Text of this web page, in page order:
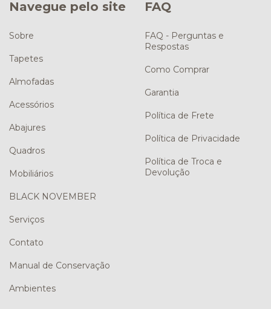
Navegue pelo site
Sobre
Tapetes
Almofadas
Acessórios
Abajures
Quadros
Mobiliários
BLACK NOVEMBER
Serviços
Contato
Manual de Conservação
Ambientes
FAQ
FAQ - Perguntas e
Respostas
Como Comprar
Garantia
Política de Frete
Política de Privacidade
Política de Troca e
Devolução